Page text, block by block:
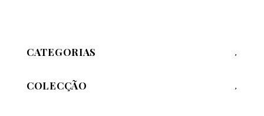
CATEGORIAS
COLECÇÃO